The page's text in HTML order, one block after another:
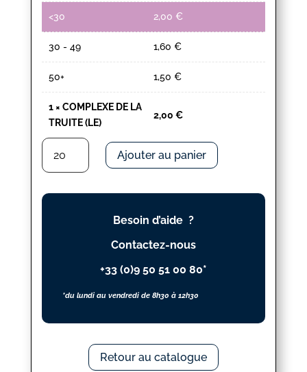
<30 2,00 €
30 - 49 1,60 €
50+ 1,50 €
1× COMPLEXE DE LA
TRUITE (LE)
2,00 €
quantité
COMPLEXE
DE
Ajouter au panier
Besoin d’aide ?
Contactez-nous
+33 (0)9 50 51 00 80*
*du lundi au vendredi de 8h30 à 12h30
Retour au catalogue